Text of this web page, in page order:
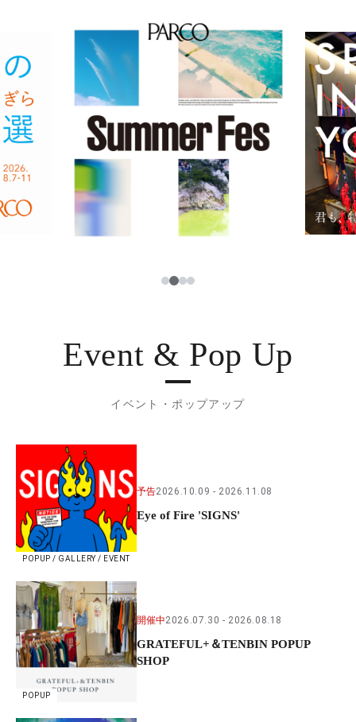
レストラン・カフェ
TAX FREE
PARCOメンバーズ
日本語
123
Event & Pop Up
イベント・ポップアップ
POPUP / GALLERY / EVENT
予告2026.10.09 2026.11.08
Eye of Fire 'SIGNS'
POPUP
開催中2026.07.30 2026.08.18
GRATEFUL+＆TENBIN POPUP
SHOP